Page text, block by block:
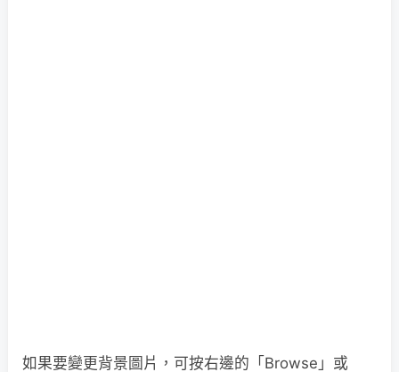
如果要變更背景圖片，可按右邊的「Browse」或